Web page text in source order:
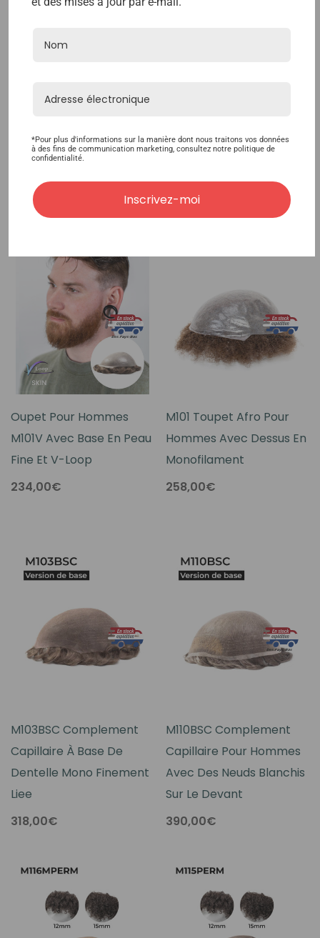
W1 Perruque Pour
Fabriquée À La Main À
Naturels
Oupet Pour Hommes
M101V Avec Base En Peau
Fine Et V-Loop
234,00€
M101 Toupet Afro Pour
Hommes Avec Dessus En
Monofilament
258,00€
M103BSC Complement
Capillaire À Base De
Dentelle Mono Finement
Liee
318,00€
M110BSC Complement
Capillaire Pour Hommes
Avec Des Neuds Blanchis
Sur Le Devant
390,00€
*Pour plus d'informations sur la manière dont nous traitons vos données
à des fins de communication marketing, consultez notre politique de
confidentialité.
Inscrivez-moi